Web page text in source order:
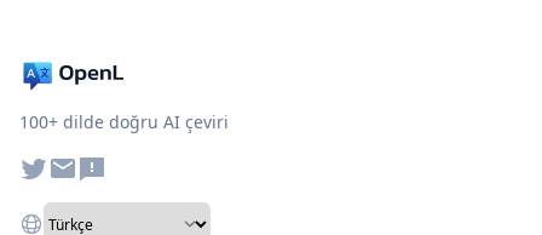
100+ dilde doğru AI çeviri